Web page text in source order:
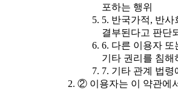
포하는 행위
5. 반국가적, 반
결부된다고 판단
6. 다른 이용자 또
기타 권리를 침해
7. 기타 관계 법령
② 이용자는 이 약관에